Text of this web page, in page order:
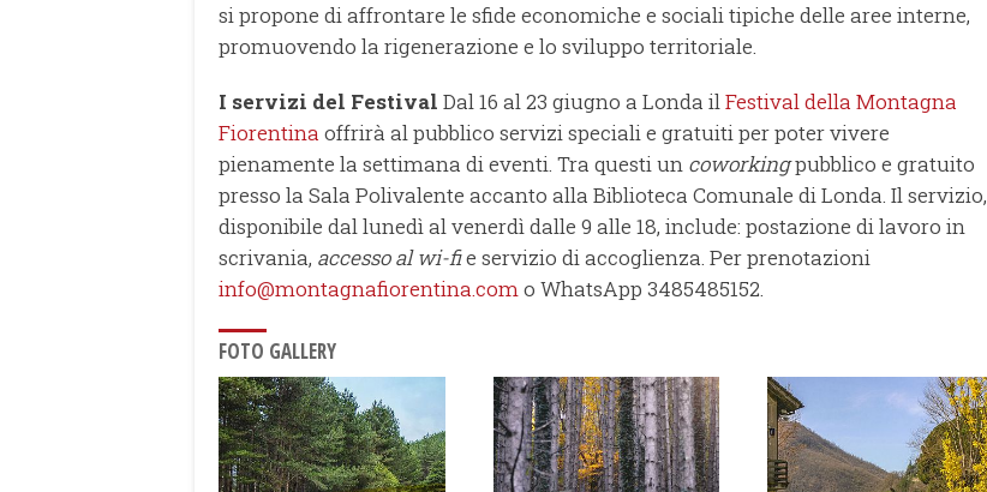
si propone di affrontare le sfide economiche e sociali tipiche delle aree interne,
promuovendo la rigenerazione e lo sviluppo territoriale.
I servizi del Festival Dal 16 al 23 giugno a Londa ilFestival della Montagna
Fiorentina offrirà al pubblico servizi speciali e gratuiti per poter vivere
pienamente la settimana di eventi. Tra questi un coworkingpubblico e gratuito
presso la Sala Polivalente accanto alla Biblioteca Comunale di Londa. Il servizio,
disponibile dal lunedì al venerdì dalle 9 alle 18, include: postazione di lavoro in
scrivania, accesso al wi-fie servizio di accoglienza. Per prenotazioni
info@montagnafiorentina.como WhatsApp 3485485152.
FOTO GALLERY